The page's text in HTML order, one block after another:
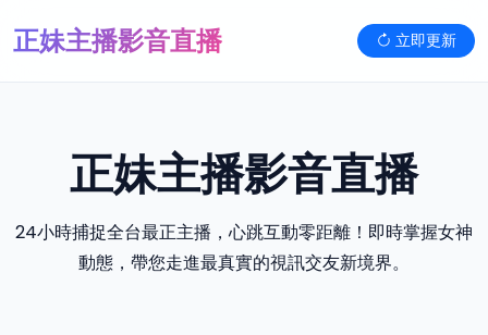
正妹主播影音直播 立即更新
正妹主播影音直播
24小時捕捉全台最正主播，心跳互動零距離！即時掌握女神
動態，帶您走進最真實的視訊交友新境界。